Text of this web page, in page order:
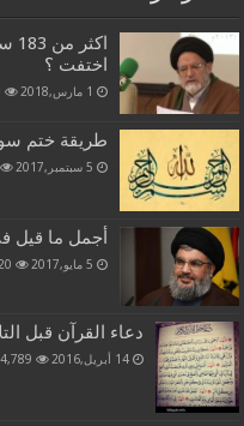
اختفت ؟
1 مارس,2018
طريقة ختم
5 سبتمبر,2017
أجمل ما قيل
5 مايو,2017
دعاء القرآن قبل
14 أبريل,2016